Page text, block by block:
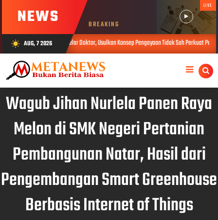
NEWS BREAKING
LIVE
wb_sunny AUG, 7 2026
Raih Gelar Doktor, Usulkan Konsep Pengayaan Tidak Sah Perkuat Pemberantasan Korupsi
Wagub Jihan Nurlela Panen Raya
Melon di SMK Negeri Pertanian
Pembangunan Natar, Hasil dari
Pengembangan Smart Greenhouse
Berbasis Internet of Things